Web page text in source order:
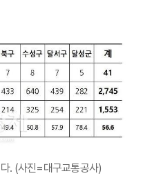
. (사진=대구교통공사)